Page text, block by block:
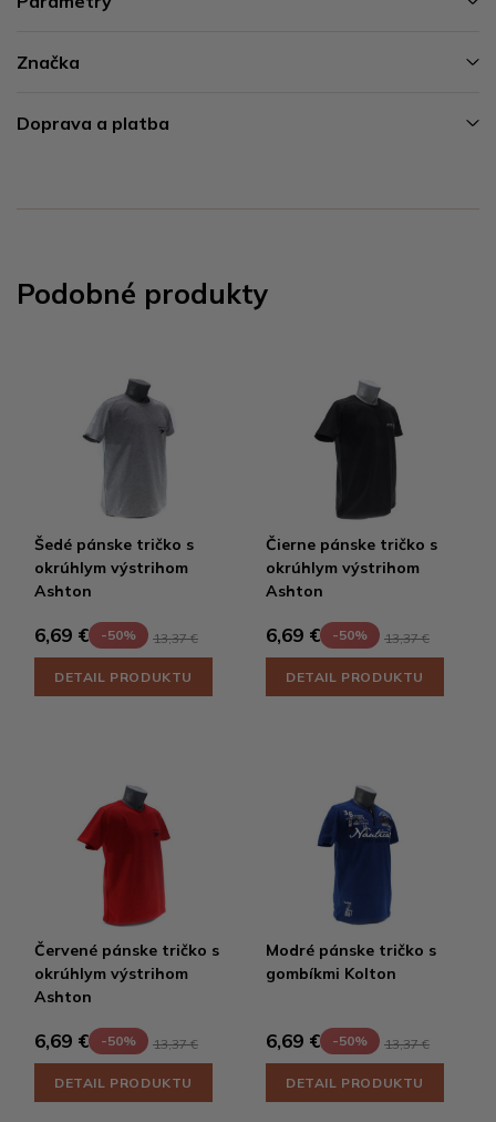
Značka
Doprava a platba
Podobné produkty
Šedé pánske tričko s
okrúhlym výstrihom
Ashton
6,69 € -50% 13,37 €
DETAIL PRODUKTU
Čierne pánske tričko s
okrúhlym výstrihom
Ashton
6,69 € -50% 13,37 €
DETAIL PRODUKTU
Červené pánske tričko s
okrúhlym výstrihom
Ashton
6,69 € -50% 13,37 €
DETAIL PRODUKTU
Modré pánske tričko s
gombíkmi Kolton
6,69 € -50% 13,37 €
DETAIL PRODUKTU